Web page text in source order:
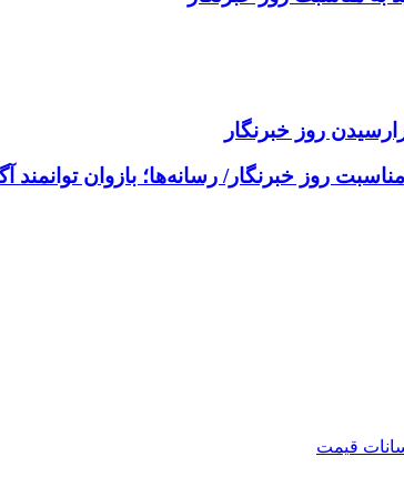
روز خبرنگار
روز خبرنگار/ رسانه‌ها؛ بازوان